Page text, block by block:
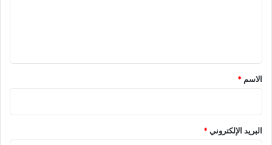
*
الاسم *
البريد الإلكتروني*